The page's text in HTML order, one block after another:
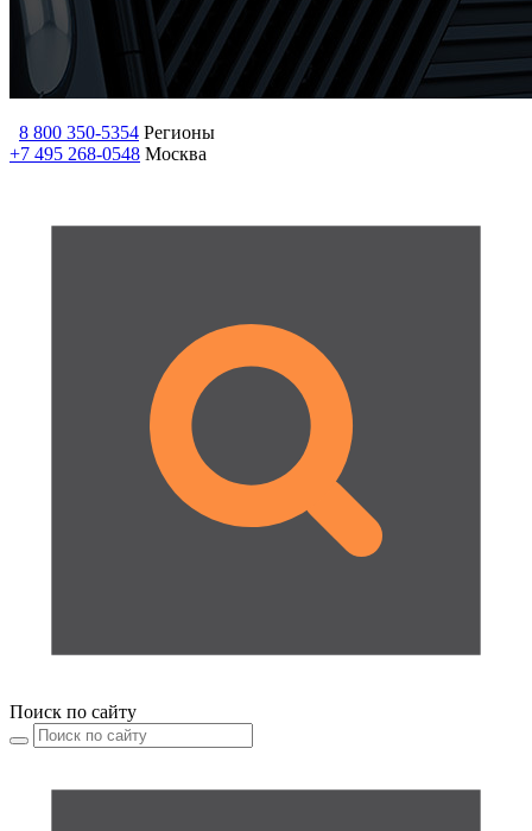
8 800 350-5354 Регионы
+7 495 268-0548 Москва
Поиск по сайту